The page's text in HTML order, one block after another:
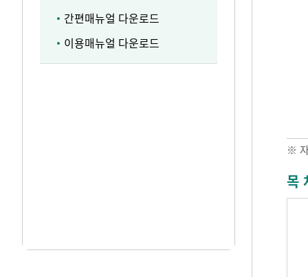
간편매뉴얼 다운로드
이용매뉴얼 다운로드
※
목